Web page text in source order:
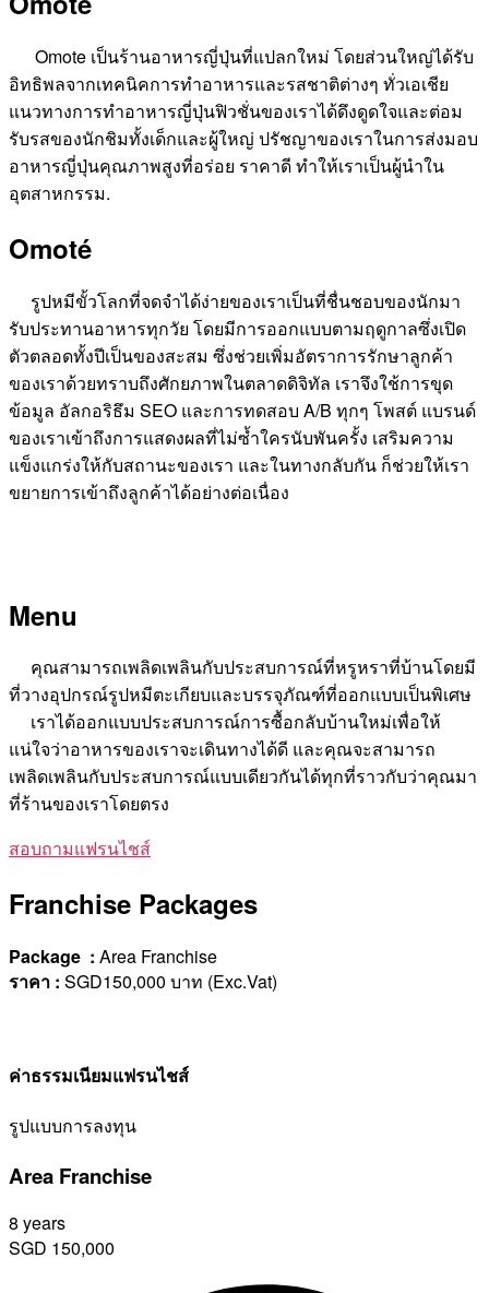
Omote เป็นร้านอาหารญี่ปุ่นที่แปลกใหม่ โดยส่วนใหญ่ได้รับ
อิทธิพลจากเทคนิคการทำอาหารและรสชาติต่างๆ ทั่วเอเชีย
แนวทางการทำอาหารญี่ปุ่นฟิวชั่นของเราได้ดึงดูดใจและต่อม
รับรสของนักชิมทั้งเด็กและผู้ใหญ่ ปรัชญาของเราในการส่งมอบ
อาหารญี่ปุ่นคุณภาพสูงที่อร่อย ราคาดี ทำให้เราเป็นผู้นำใน
อุตสาหกรรม.
Omoté
รูปหมีขั้วโลกที่จดจำได้ง่ายของเราเป็นที่ชื่นชอบของนักมา
รับประทานอาหารทุกวัย โดยมีการออกแบบตามฤดูกาลซึ่งเปิด
ตัวตลอดทั้งปีเป็นของสะสม ซึ่งช่วยเพิ่มอัตราการรักษาลูกค้า
ของเราด้วยทราบถึงศักยภาพในตลาดดิจิทัล เราจึงใช้การขุด
ข้อมูล อัลกอริธึม SEO และการทดสอบ A/B ทุกๆ โพสต์ แบรนด์
ของเราเข้าถึงการแสดงผลที่ไม่ซ้ำใครนับพันครั้ง เสริมความ
แข็งแกร่งให้กับสถานะของเรา และในทางกลับกัน ก็ช่วยให้เรา
ขยายการเข้าถึงลูกค้าได้อย่างต่อเนื่อง
Menu
คุณสามารถเพลิดเพลินกับประสบการณ์ที่หรูหราที่บ้านโดยมี
ที่วางอุปกรณ์รูปหมีตะเกียบและบรรจุภัณฑ์ที่ออกแบบเป็นพิเศษ
เราได้ออกแบบประสบการณ์การซื้อกลับบ้านใหม่เพื่อให้
แน่ใจว่าอาหารของเราจะเดินทางได้ดี และคุณจะสามารถ
เพลิดเพลินกับประสบการณ์แบบเดียวกันได้ทุกที่ราวกับว่าคุณมา
ที่ร้านของเราโดยตรง
สอบถามแฟรนไชส์
Franchise Packages
Package : Area Franchise
ราคา : SGD150,000 บาท (Exc.Vat)
ค่าธรรมเนียมแฟรนไชส์
รูปแบบการลงทุน
Area Franchise
8 years
SGD 150,000